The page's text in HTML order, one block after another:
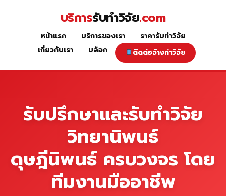
หน้าแรก
บริการรับทำวิจัย.com
หน้าแรก บริการของเรา
ราคารับทำวิจัย
เกี่ยวกับเรา
บล็อก ติดต่อจ้างทำวิจัย
รับปรึกษาและรับทำวิจัย
วิทยานิพนธ์
ดุษฎีนิพนธ์ ครบวงจร โดย
ทีมงานมืออาชีพ